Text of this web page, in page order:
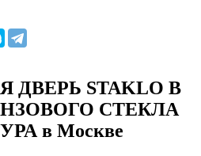
ДВЕРЬ STAKLO В
СТЕКЛА
в Москве